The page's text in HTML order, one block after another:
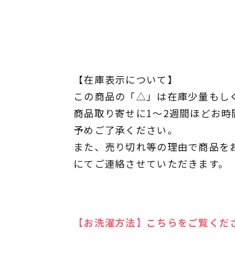
【在庫表示について】
この商品の「△」は在庫少量もし
商品取り寄せに1～2週間ほどお
予めご了承ください。
また、売り切れ等の理由で商品
にてご連絡させていただきます。
【お洗濯方法】こちらをご覧くだ